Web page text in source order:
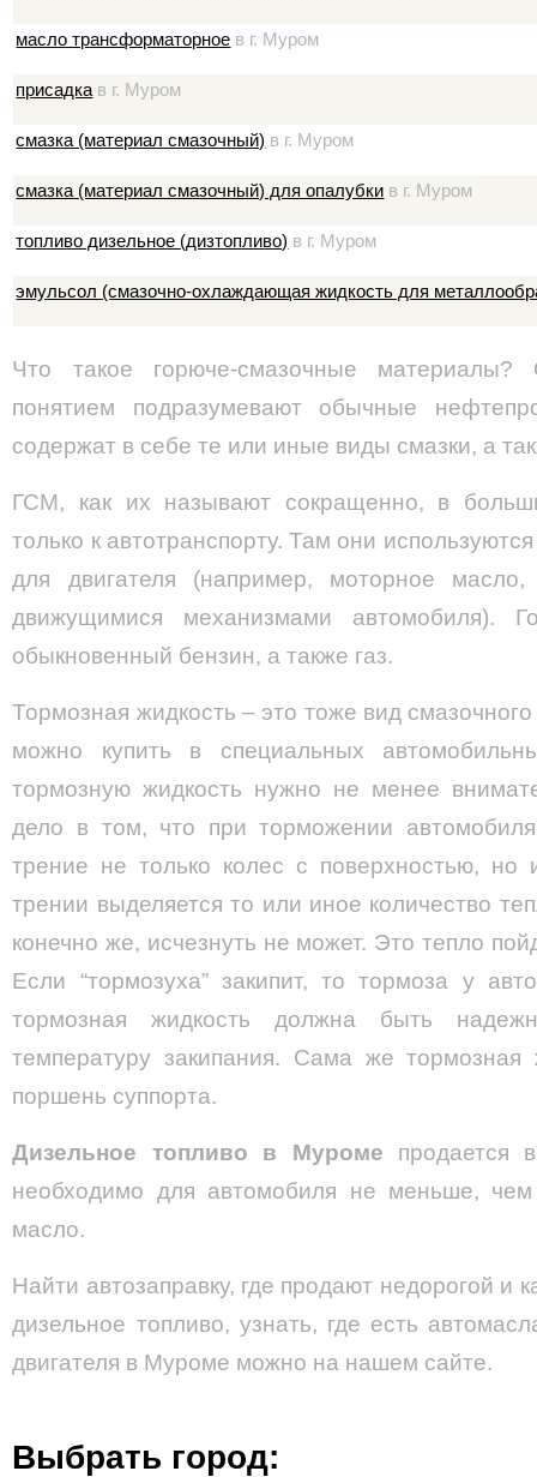
масло трансформаторное в г. Муром
присадка в г. Муром
смазка (материал смазочный) в г. Муром
смазка (материал смазочный) для опалубки в г. Муром
топливо дизельное (дизтопливо) в г. Муром
эмульсол (смазочно-охлаждающая жидкость для
Что такое горюче-смазочные
понятием подразумевают обычные
содержат в себе те или иные виды смазки, а
ГСМ, как их называют сокращенно, в
только к автотранспорту. Там они
для двигателя (например, моторное
движущимися механизмами автомобиля).
обыкновенный бензин, а также газ.
Тормозная жидкость – это тоже вид
можно купить в специальных
тормозную жидкость нужно не менее
дело в том, что при торможении
трение не только колес с поверхностью,
трении выделяется то или иное количество
конечно же, исчезнуть не может. Это тепло
Если “тормозуха” закипит, то тормоза у
тормозная жидкость должна быть
температуру закипания. Сама же тормозная
поршень суппорта.
Дизельное топливо в Муроме продается
необходимо для автомобиля не меньше,
масло.
Найти автозаправку, где продают недорогой и
дизельное топливо, узнать, где есть
двигателя в Муроме можно на нашем сайте.
Выбрать город: